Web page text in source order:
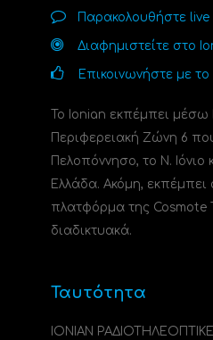
Παρακολουθήστε live
Διαφημιστείτε στο
Επικοινωνήστε με
Το Ionian εκπέμπει μέσω
Περιφερειακή Ζώνη 6
Πελοπόννησο, το N. Ιόνιο
Ελλάδα. Ακόμη, εκπέμπει
πλατφόρμα της Cosmote
διαδικτυακά.
Ταυτότητα
ΙΟΝΙΑΝ